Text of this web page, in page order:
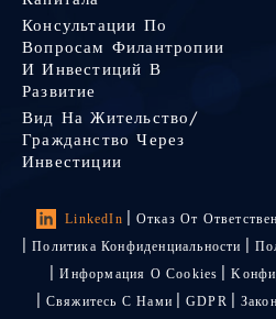
Консультации По
Вопросам Филантропии
И Инвестиций В
Развитие
Вид На Жительство/
Гражданство Через
Инвестиции
LinkedIn Отказ От
Политика Конфиденциальности
Информация О Cookies
Свяжитесь С Нами
GDPR